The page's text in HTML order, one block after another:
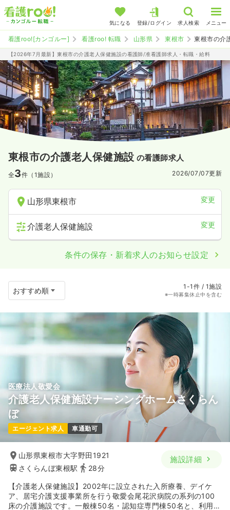
気になる 登録/ログイン 求人検索 メニュー
看護roo![カンゴルー] 看護roo! 転職 山形県 東根市 東根市の介
【2026年7月最新】東根市の介護老人保健施設の看護師/准看護師求人・転職・給料
東根市の介護老人保健施設 の看護師求人
全3件（1施設） 2026/07/07更新
山形県東根市 変更
介護老人保健施設 変更
条件の保存・新着求人のお知らせ設定
1-1件 / 1施設
※一時募集休止中を含む
医療法人敬愛会
介護老人保健施設ナーシングホームさくらん
ぼ
エージェント求人 車通勤可
山形県東根市大字野田1921
さくらんぼ東根駅
28分
施設詳細
【介護老人保健施設】2002年に設立された入所療養、デイケ
ア、居宅介護支援事業所を行う敬愛会尾花沢病院の系列の100
床の介護施設です。一般棟50名・認知症専門棟50名と、利用者